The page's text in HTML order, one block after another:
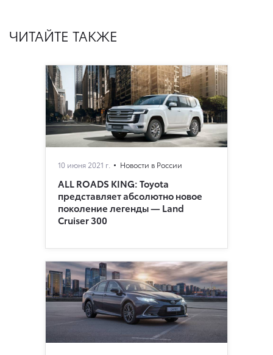
ЧИТАЙТЕ ТАКЖЕ
10 июня 2021 г. Новости в России
ALL ROADS KING: Toyota
представляет абсолютно новое
поколение легенды — Land
Cruiser 300